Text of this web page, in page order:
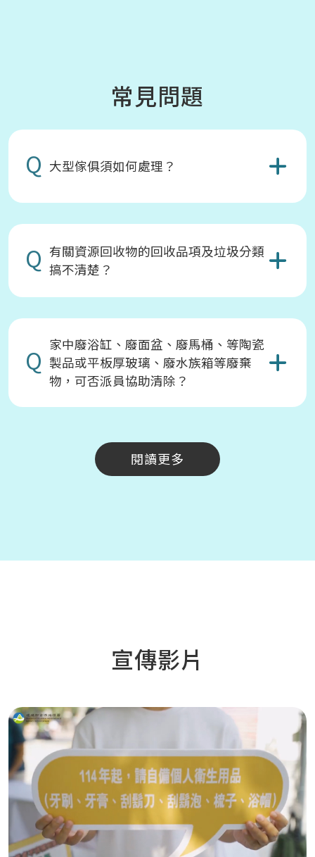
常見問題
Q 大型傢俱須如何處理？
Q 有關資源回收物的回收品項及垃圾分類
搞不清楚？
Q 家中廢浴缸、廢面盆、廢馬桶、等陶瓷
製品或平板厚玻璃、廢水族箱等廢棄
物，可否派員協助清除？
閱讀更多
宣傳影片